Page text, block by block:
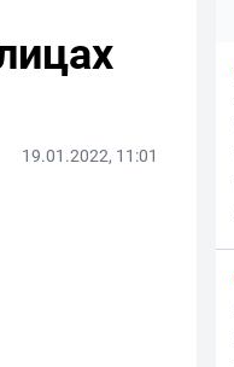
19.01.2022, 11:01